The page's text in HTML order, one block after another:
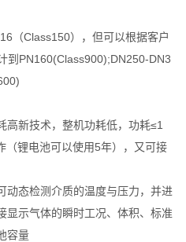
（Class150），但可以根据客户
到PN160(Class900);DN250-DN3
新技术，整机功耗低，功耗≤1
（锂电池可以使用5年），又可接
态检测介质的温度与压力，并进
显示气体的瞬时工况、体积、标准
容量